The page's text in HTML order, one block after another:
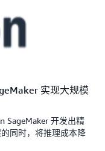
实现大规模
SageMaker 开发出精
同时，将推理成本降